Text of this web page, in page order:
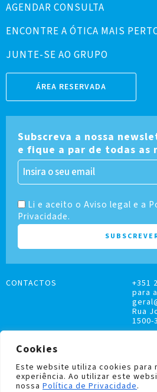
Cookies
Este website utiliza cookies para
experiência. Ao utilizar este
nossa Política de Privacidade.
AGENDAR CONSULTA
ENCONTRE A ÓTICA MAIS
JUNTE-SE AO GRUPO
ÁREA RESERVADA
Subscreva a nossa
e fique a par de todas as
Li e aceito o Aviso legal e a
Privacidade.
LIVRO DE RECLAMAÇÕES
CONTACTOS
+351
para
Rua